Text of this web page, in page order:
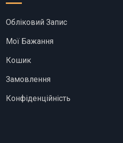
Обліковий Запис
Мої Бажання
Кошик
Замовлення
Конфіденційність